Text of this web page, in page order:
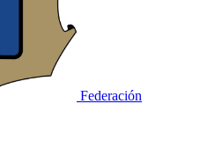
Federación